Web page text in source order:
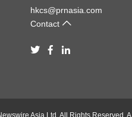
hkcs@prnasia.com
Contact
Asia Ltd. All Rights Reserved. A